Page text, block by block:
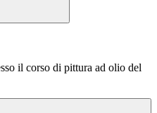
il corso di pittura ad olio del